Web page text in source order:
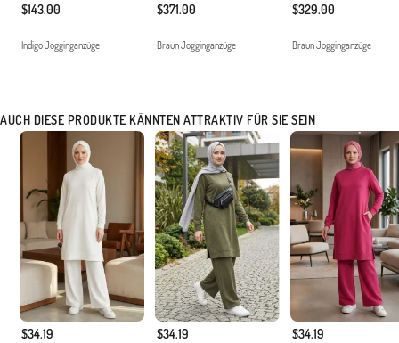
$143.00
Indigo Jogginganzüge
$371.00
Braun Jogginganzüge
$329.00
Braun Jogginganzüge
AUCH DIESE PRODUKTE KÄNNTEN ATTRAKTIV FÜR SIE SEIN
$34.19 $34.19 $34.19